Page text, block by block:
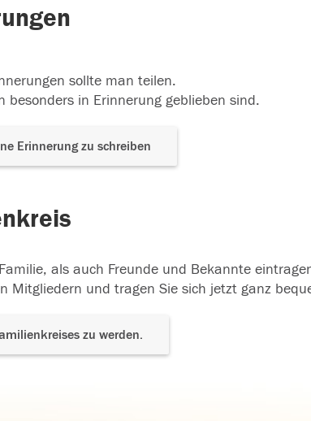
sollte man teilen.
besonders in Erinnerung geblieben sind.
Erinnerung zu schreiben
als auch Freunde und Bekannte
Mitgliedern und tragen Sie sich jetzt ganz
zu werden.